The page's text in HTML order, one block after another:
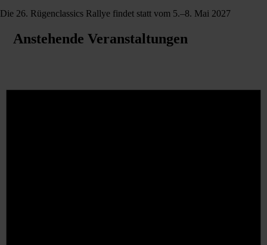
Die 26. Rügenclassics Rallye findet statt vom 5.–8. Mai 2027
Anstehende Veranstaltungen